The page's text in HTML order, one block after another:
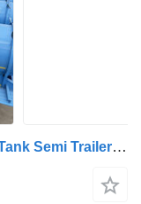
Titan Hot Sale 3 Axles Sulfuric Acid Tank Semi Trailer For DRC Congo